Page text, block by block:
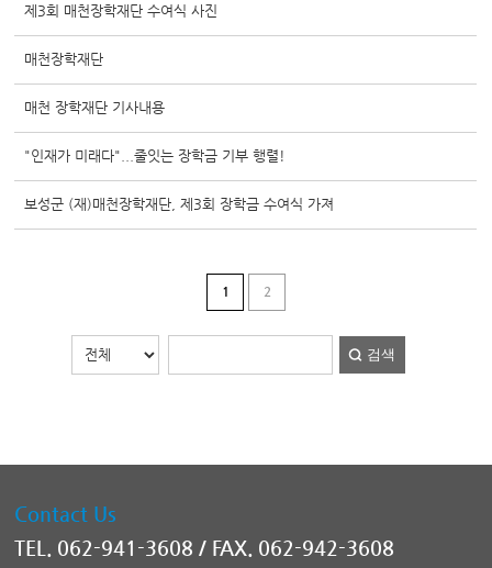
제3회 매천장학재단 수여식 사진
매천장학재단
매천 장학재단 기사내용
"인재가 미래다"...줄잇는 장학금 기부 행렬!
보성군 (재)매천장학재단, 제3회 장학금 수여식 가져
1 2
검색
Contact Us
TEL. 062-941-3608 / FAX. 062-942-3608